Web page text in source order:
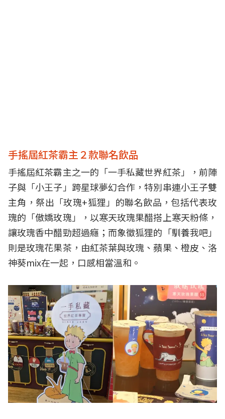
手搖屆紅茶霸主２款聯名飲品
手搖屆紅茶霸主之一的「一手私藏世界紅茶」，前陣
子與「小王子」跨星球夢幻合作，特別串連小王子雙
主角，祭出「玫瑰+狐狸」的聯名飲品，包括代表玫
瑰的「傲嬌玫瑰」，以寒天玫瑰果醋搭上寒天粉條，
讓玫瑰香中醋勁超過癮；而象徵狐狸的「馴養我吧」
則是玫瑰花果茶，由紅茶葉與玫瑰、蘋果、橙皮、洛
神葵mix在一起，口感相當溫和。